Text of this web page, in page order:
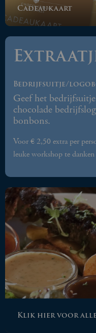
Cadeaukaart
Bedrijfsuitje/
Geef het
chocolade
bonbons.
Voor € 2,50 extra per
leuke workshop te danken
Klik hier voor